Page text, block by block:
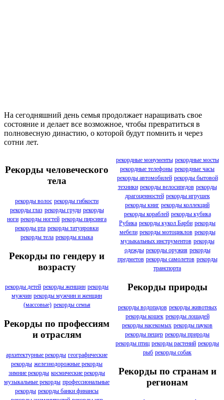
На сегодняшний день семья продолжает наращивать свое
состояние и делает все возможное, чтобы превратиться в
полновесную династию, о которой будут помнить и через
сотни лет.
Рекорды человеческого
тела
рекорды волос рекорды гибкости
рекорды глаз рекорды груди рекорды
ноги рекорды ногтей рекорды пирсинга
рекорды рта рекорды татуировки
рекорды тела рекорды языка
Рекорды по гендеру и
возрасту
рекорды детей рекорды женщин рекорды
мужчин рекорды мужчин и женщин
(массовые) рекорды семья
Рекорды по профессиям
и отраслям
архитектурные рекорды географические
рекорды железнодорожные рекорды
зимние рекорды космические рекорды
музыкальные рекорды профессиональные
рекорды рекорды банки финансы
рекордные монументы рекордные мосты
рекордные телефоны рекордные часы
рекорды автомобилей рекорды бытовой
техники рекорды велосипедов рекорды
драгоценностей рекорды игрушек
рекорды книг рекорды коллекций
рекорды кораблей рекорды кубика
Рубика рекорды кукол Барби рекорды
мебели рекорды мотоциклов рекорды
музыкальных инструментов рекорды
одежды рекорды оружия рекорды
предметов рекорды самолетов рекорды
транспорта
Рекорды природы
рекорды водопадов рекорды животных
рекорды кошек рекорды лошадей
рекорды насекомых рекорды пауков
рекорды пещер рекорды природы
рекорды птиц рекорды растений рекорды
рыб рекорды собак
Рекорды по странам и
регионам